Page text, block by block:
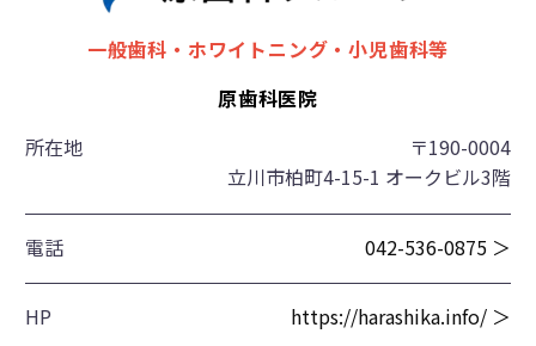
一般歯科・ホワイトニング・小児歯科等
原歯科医院
所在地
〒190-0004
立川市柏町4-15-1 オークビル3階
電話 042-536-0875 ＞
HP https://harashika.info/ ＞